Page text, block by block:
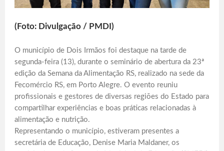
(Foto: Divulgação / PMDI)
O município de Dois Irmãos foi destaque na tarde de
segunda-feira (13), durante o seminário de abertura da 23ª
edição da Semana da Alimentação RS, realizado na sede da
Fecomércio RS, em Porto Alegre. O evento reuniu
profissionais e gestores de diversas regiões do Estado para
compartilhar experiências e boas práticas relacionadas à
alimentação e nutrição.
Representando o município, estiveram presentes a
secretária de Educação, Denise Maria Maldaner, os